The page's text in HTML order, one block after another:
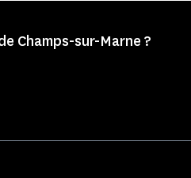
Champs-sur-Marne ?